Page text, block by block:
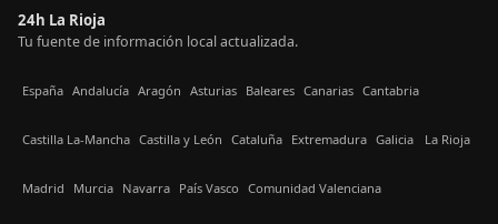
24h La Rioja
Tu fuente de información local actualizada.
España Andalucía Aragón Asturias Baleares Canarias Cantabria
Castilla La-Mancha Castilla y León Cataluña Extremadura Galicia La Rioja
Madrid Murcia Navarra País Vasco Comunidad Valenciana